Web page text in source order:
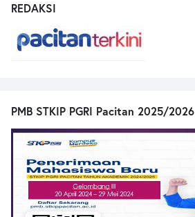
REDAKSI
PMB STKIP PGRI Pacitan 2025/2026